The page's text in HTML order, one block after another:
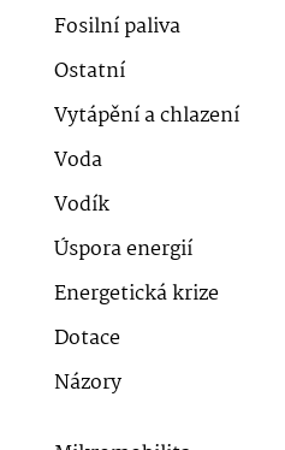
Fosilní paliva
Ostatní
Vytápění a chlazení
Voda
Vodík
Úspora energií
Energetická krize
Dotace
Názory